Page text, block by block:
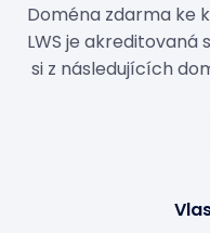
Doména zdarma ke
LWS je akreditovaná
si z následujících